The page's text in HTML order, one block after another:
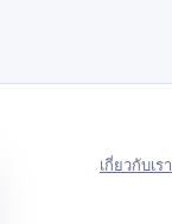
เกี่ยวกับเรา